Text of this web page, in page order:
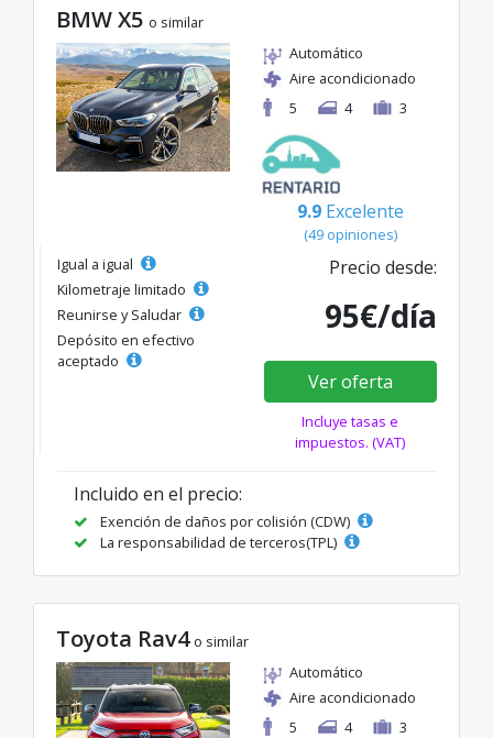
BMW X5 o similar
Automático
Aire acondicionado
5
4 3
9.9 Excelente
(49 opiniones)
Igual a igual
Kilometraje limitado
Reunirse y Saludar
Depósito en efectivo
aceptado
Precio desde:
95€/día
Ver oferta
Incluye tasas e
impuestos. (VAT)
Incluido en el precio:
Exención de daños por colisión (CDW)
La responsabilidad de terceros(TPL)
Toyota Rav4 o similar
Automático
Aire acondicionado
5
4 3